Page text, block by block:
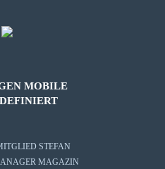
MOBILE
STEFAN
MAGAZIN